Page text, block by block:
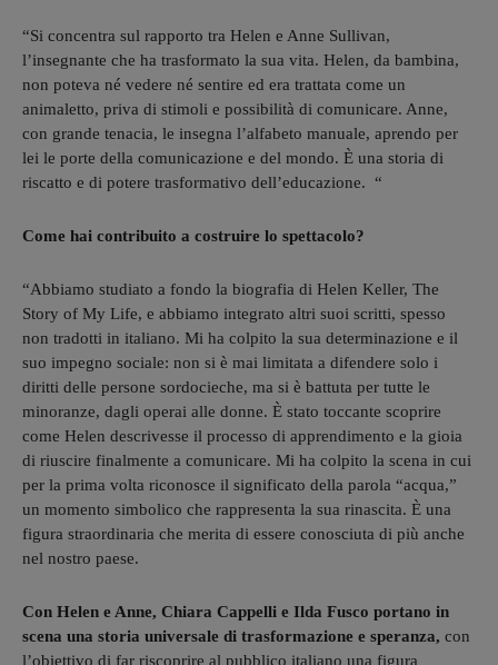
“Si concentra sul rapporto tra Helen e Anne Sullivan,
l’insegnante che ha trasformato la sua vita. Helen, da bambina,
non poteva né vedere né sentire ed era trattata come un
animaletto, priva di stimoli e possibilità di comunicare. Anne,
con grande tenacia, le insegna l’alfabeto manuale, aprendo per
lei le porte della comunicazione e del mondo. È una storia di
riscatto e di potere trasformativo dell’educazione. “
Come hai contribuito a costruire lo spettacolo?
“Abbiamo studiato a fondo la biografia di Helen Keller, The
Story of My Life, e abbiamo integrato altri suoi scritti, spesso
non tradotti in italiano. Mi ha colpito la sua determinazione e il
suo impegno sociale: non si è mai limitata a difendere solo i
diritti delle persone sordocieche, ma si è battuta per tutte le
minoranze, dagli operai alle donne. È stato toccante scoprire
come Helen descrivesse il processo di apprendimento e la gioia
di riuscire finalmente a comunicare. Mi ha colpito la scena in cui
per la prima volta riconosce il significato della parola “acqua,”
un momento simbolico che rappresenta la sua rinascita. È una
figura straordinaria che merita di essere conosciuta di più anche
nel nostro paese.
Con Helen e Anne, Chiara Cappelli e Ilda Fusco portano in
scena una storia universale di trasformazione e speranza, con
l’obiettivo di far riscoprire al pubblico italiano una figura